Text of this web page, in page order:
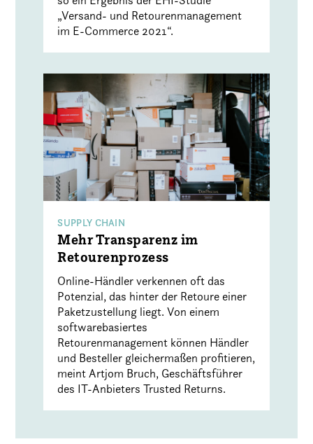
„Versand- und Retourenmanagement
im E-Commerce 2021“.
SUPPLY CHAIN
Mehr Transparenz im
Retourenprozess
Online-Händler verkennen oft das
Potenzial, das hinter der Retoure einer
Paketzustellung liegt. Von einem
softwarebasiertes
Retourenmanagement können Händler
und Besteller gleichermaßen profitieren,
meint Artjom Bruch, Geschäftsführer
des IT-Anbieters Trusted Returns.